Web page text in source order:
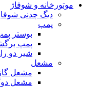
موتورخانه و شوفاژ
دیگ چدنی شوفاژ
پمپ
بوستر
پمپ
شیر دو
مشعل
مشعل
مشعل